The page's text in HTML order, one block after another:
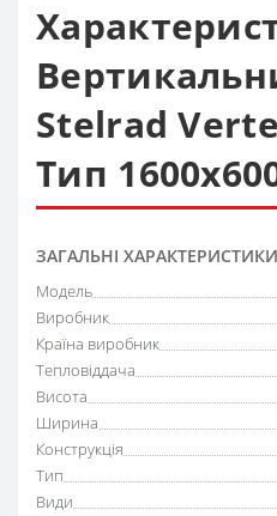
Stelrad
Тип
ЗАГАЛЬНІ ХАРАКТЕРИСТИКИ
Модель
Виробник
Країна виробник
Тепловіддача
Висота
Ширина
Конструкція
Тип
Види